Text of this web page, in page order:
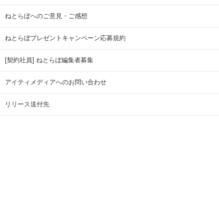
ねとらぼへのご意見・ご感想
ねとらぼプレゼントキャンペーン応募規約
[契約社員] ねとらぼ編集者募集
アイティメディアへのお問い合わせ
リリース送付先